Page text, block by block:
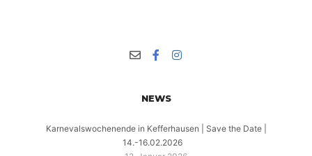
NEWS
Karnevalswochenende in Kefferhausen | Save the Date |
14.-16.02.2026